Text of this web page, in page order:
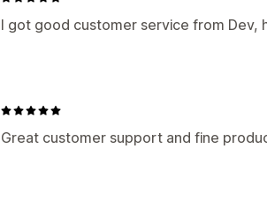
I got good customer service from Dev,
Great customer support and fine